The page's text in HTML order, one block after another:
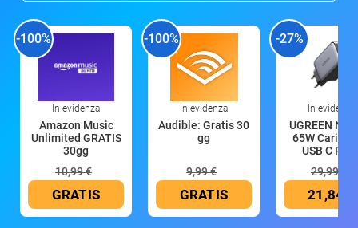
-100%
In evidenza
Amazon Music
Unlimited GRATIS
30gg
10,99 €
GRATIS
-100%
In evidenza
Audible: Gratis 30
gg
9,99 €
GRATIS
-27%
In evidenza
UGREEN
65W
USB C
29,99 €
21,84 €